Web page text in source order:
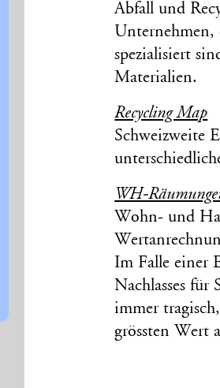
Abfall und
Unternehmen,
spezialisiert
Materialien.
Recycling Map
Schweizweite
WH-
Wohn- und
Im Falle einer
Nachlasses
immer
grössten Wert